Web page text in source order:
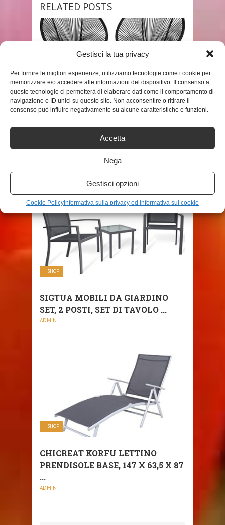
Gestisci la tua privacy
Per fornire le migliori esperienze, utilizziamo tecnologie come i cookie per
memorizzare e/o accedere alle informazioni del dispositivo. Il consenso a
queste tecnologie ci permetterà di elaborare dati come il comportamento di
navigazione o ID unici su questo sito. Non acconsentire o ritirare il
consenso può influire negativamente su alcune caratteristiche e funzioni.
Accetta
Nega
Gestisci opzioni
Cookie Policy Informativa sulla privacy ed informativa sui cookie
RELATED POSTS
SHOP
ACAPULCO CON TAVOLO,
SHOP
SIGTUA MOBILI DA GIARDINO
SET, 2 POSTI, SET DI TAVOLO ...
ADMIN
SHOP
CHICREAT KORFU LETTINO
PRENDISOLE BASE, 147 X 63,5 X 87
...
ADMIN